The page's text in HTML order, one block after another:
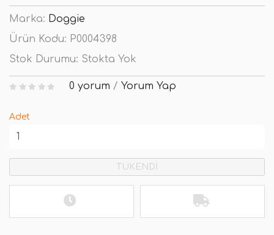
Marka: Doggie
Ürün Kodu: P0004398
Stok Durumu: Stokta Yok
0 yorum / Yorum Yap
Adet
TÜKENDİ